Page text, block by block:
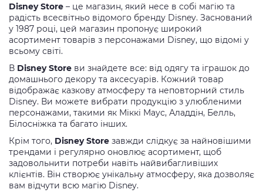
Disney Store – це магазин, який несе в собі магію та
радість всесвітньо відомого бренду Disney. Заснований
у 1987 році, цей магазин пропонує широкий
асортимент товарів з персонажами Disney, що відомі у
всьому світі.
В Disney Store ви знайдете все: від одягу та іграшок до
домашнього декору та аксесуарів. Кожний товар
відображає казкову атмосферу та неповторний стиль
Disney. Ви можете вибрати продукцію з улюбленими
персонажами, такими як Міккі Маус, Аладдін, Белль,
Білосніжка та багато інших.
Крім того, Disney Store завжди слідкує за найновішими
трендами і регулярно оновлює асортимент, щоб
задовольнити потреби навіть найвибагливіших
клієнтів. Він створює унікальну атмосферу, яка дозволяє
вам відчути всю магію Disney.